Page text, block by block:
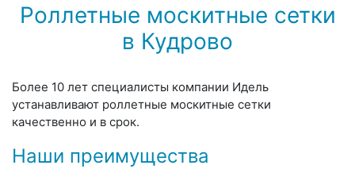
Роллетные москитные сетки
в Кудрово
Более 10 лет специалисты компании Идель
устанавливают роллетные москитные сетки
качественно и в срок.
Наши преимущества